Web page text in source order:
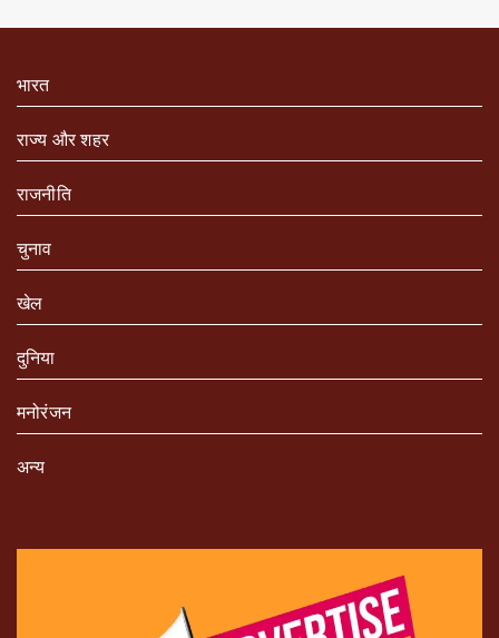
भारत
राज्य और शहर
राजनीति
चुनाव
खेल
दुनिया
मनोरंजन
अन्य